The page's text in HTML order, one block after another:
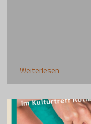
Weiterlesen